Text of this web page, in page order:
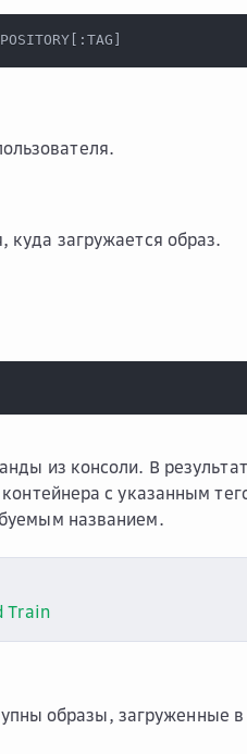
[ :TAG ]
куда загружается образ.
из консоли. В
с указанным
названием.
Train
образы, загруженные в